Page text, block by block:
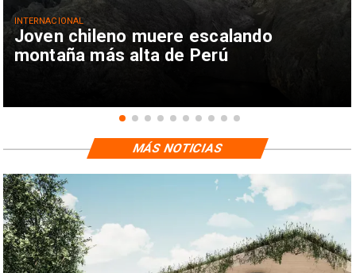
Joven chileno muere escalando
montaña más alta de Perú
INTERNACIONAL
MÁS NOTICIAS